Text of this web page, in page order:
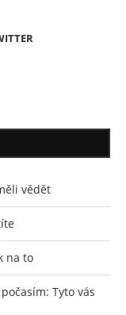
vědět
na to
Tyto vás